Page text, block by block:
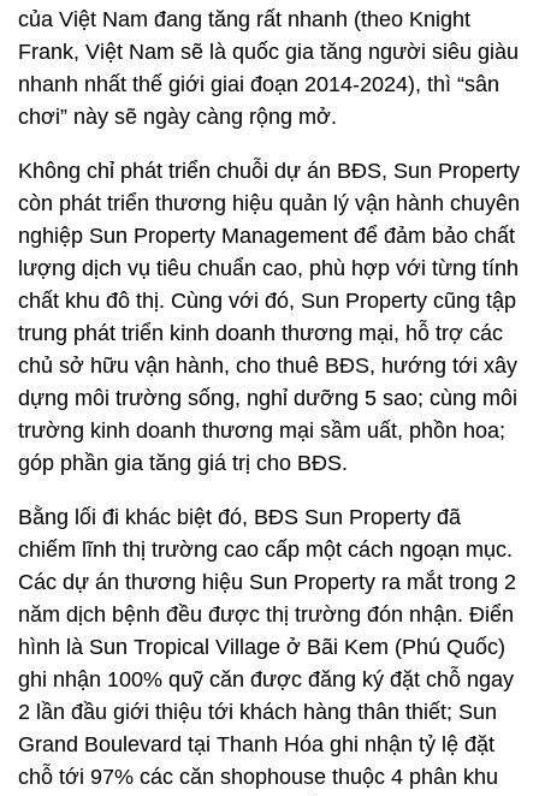
của Việt Nam đang tăng rất nhanh (theo Knight
Frank, Việt Nam sẽ là quốc gia tăng người siêu giàu
nhanh nhất thế giới giai đoạn 2014-2024), thì “sân
chơi” này sẽ ngày càng rộng mở.
Không chỉ phát triển chuỗi dự án BĐS, Sun Property
còn phát triển thương hiệu quản lý vận hành chuyên
nghiệp Sun Property Management để đảm bảo chất
lượng dịch vụ tiêu chuẩn cao, phù hợp với từng tính
chất khu đô thị. Cùng với đó, Sun Property cũng tập
trung phát triển kinh doanh thương mại, hỗ trợ các
chủ sở hữu vận hành, cho thuê BĐS, hướng tới xây
dựng môi trường sống, nghỉ dưỡng 5 sao; cùng môi
trường kinh doanh thương mại sầm uất, phồn hoa;
góp phần gia tăng giá trị cho BĐS.
Bằng lối đi khác biệt đó, BĐS Sun Property đã
chiếm lĩnh thị trường cao cấp một cách ngoạn mục.
Các dự án thương hiệu Sun Property ra mắt trong 2
năm dịch bệnh đều được thị trường đón nhận. Điển
hình là Sun Tropical Village ở Bãi Kem (Phú Quốc)
ghi nhận 100% quỹ căn được đăng ký đặt chỗ ngay
2 lần đầu giới thiệu tới khách hàng thân thiết; Sun
Grand Boulevard tại Thanh Hóa ghi nhận tỷ lệ đặt
chỗ tới 97% các căn shophouse thuộc 4 phân khu